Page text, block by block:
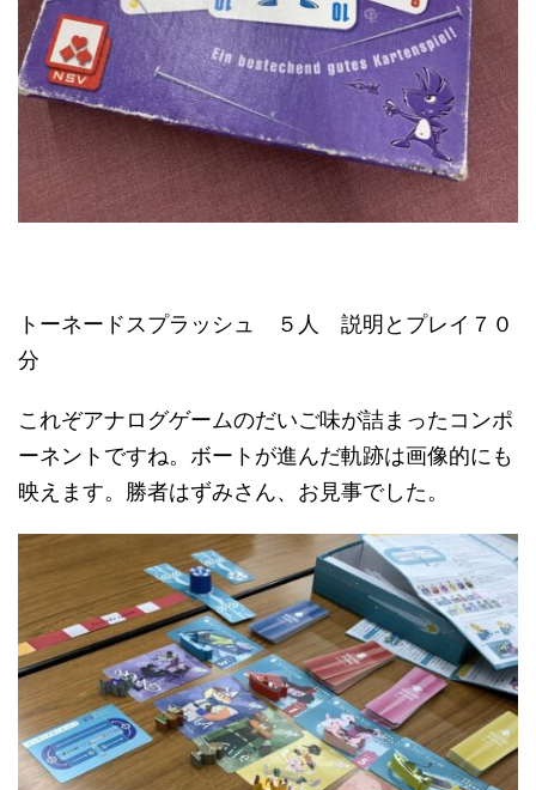
トーネードスプラッシュ ５人 説明とプレイ７０
分
これぞアナログゲームのだいご味が詰まったコンポ
ーネントですね。ボートが進んだ軌跡は画像的にも
映えます。勝者はずみさん、お見事でした。